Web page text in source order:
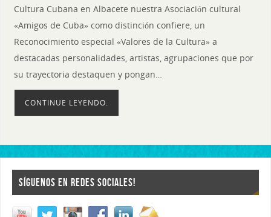
Cultura Cubana en Albacete nuestra Asociación cultural
«Amigos de Cuba» como distinción confiere, un
Reconocimiento especial «Valores de la Cultura» a
destacadas personalidades, artistas, agrupaciones que por
su trayectoria destaquen y pongan…
CONTINUE LEYENDO.
SÍGUENOS EN REDES SOCIALES!